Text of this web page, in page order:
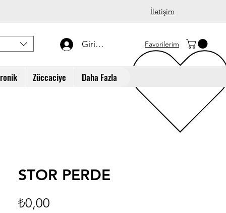
İletişim
Giriş Yap Favorilerim
Züccaciye Daha Fazla
STOR PERDE
₺0,00